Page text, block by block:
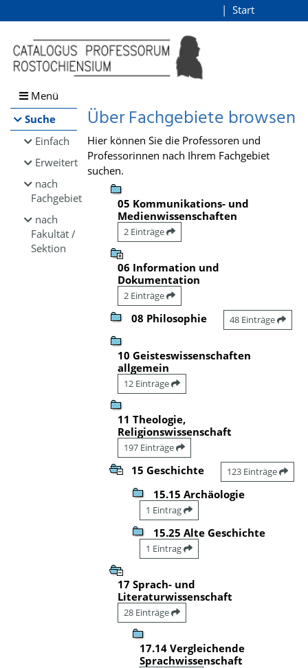
Browsen
direkt zum Inhalt
Start
Menü
Suche
Einfach
Erweitert
nach
Fachgebiet
nach
Fakultät /
Sektion
Über Fachgebiete browsen
Hier können Sie die Professoren und
Professorinnen nach Ihrem Fachgebiet
suchen.
05 Kommunikations- und
Medienwissenschaften
2 Einträge
06 Information und
Dokumentation
2 Einträge
08 Philosophie 48 Einträge
10 Geisteswissenschaften
allgemein
12 Einträge
11 Theologie,
Religionswissenschaft
197 Einträge
15 Geschichte 123 Einträge
15.15 Archäologie
1 Eintrag
15.25 Alte Geschichte
1 Eintrag
17 Sprach- und
Literaturwissenschaft
28 Einträge
17.14 Vergleichende
Sprachwissenschaft